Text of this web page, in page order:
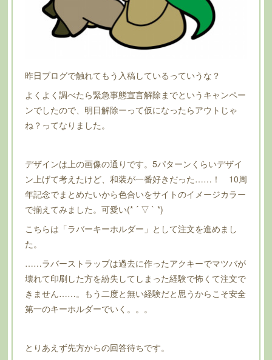
昨日ブログで触れてもう入稿しているっていうな？
よくよく調べたら緊急事態宣言解除までというキャンペー
ンでしたので、明日解除ーって仮になったらアウトじゃ
ね？ってなりました。
デザインは上の画像の通りです。5パターンくらいデザイ
ン上げて考えたけど、和装が一番好きだった……！ 10周
年記念でまとめたいから色合いをサイトのイメージカラー
で揃えてみました。可愛い(* ´ ▽ ` *)
こちらは「ラバーキーホルダー」として注文を進めまし
た。
……ラバーストラップは過去に作ったアクキーでマツバが
壊れて印刷した方を紛失してしまった経験で怖くて注文で
きません……。もう二度と無い経験だと思うからこそ安全
第一のキーホルダーでいく。。。
とりあえず先方からの回答待ちです。